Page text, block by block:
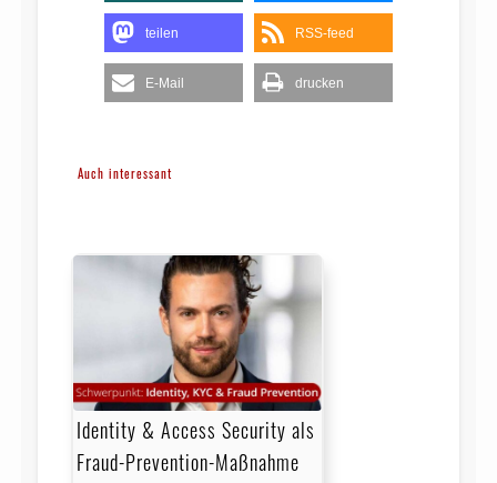
teilen RSS-feed
E-Mail drucken
Auch interessant
Identity & Access Security als
Fraud-Prevention-Maßnahme